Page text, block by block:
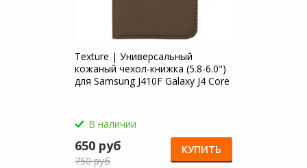
Texture | Универсальный
кожаный чехол-книжка (5.8-6.0")
для Samsung J410F Galaxy J4 Core
В наличии
650 руб
750 руб
КУПИТЬ